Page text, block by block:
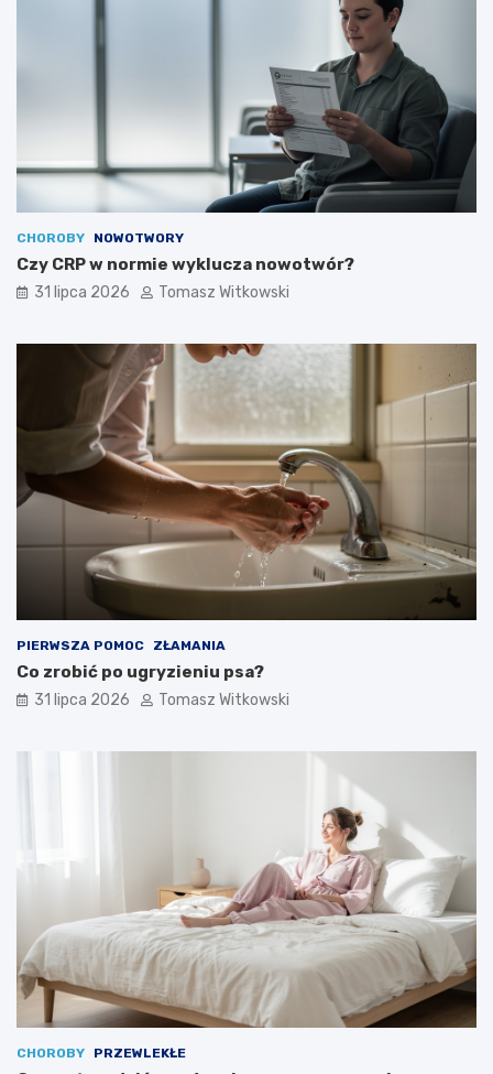
CHOROBY NOWOTWORY
Czy CRP w normie wyklucza nowotwór?
31 lipca 2026 Tomasz Witkowski
PIERWSZA POMOC ZŁAMANIA
Co zrobić po ugryzieniu psa?
31 lipca 2026 Tomasz Witkowski
CHOROBY PRZEWLEKŁE